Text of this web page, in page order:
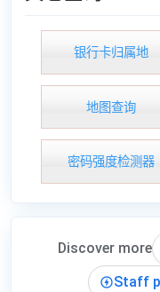
银行卡归属地
地图查询
密码强度检测器
Discover more
Staff